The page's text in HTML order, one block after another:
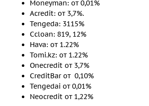
Moneyman: от 0,01%
Acredit: от 3,7%.
Tengeda: 3115%
Ccloan: 819, 12%
Hava: от 1.22%
Tomi.kz: от 1.22%
Onecredit от 3,7%
CreditBar от 0,10%
Tengedai от 0,01%
Neocredit от 1,22%